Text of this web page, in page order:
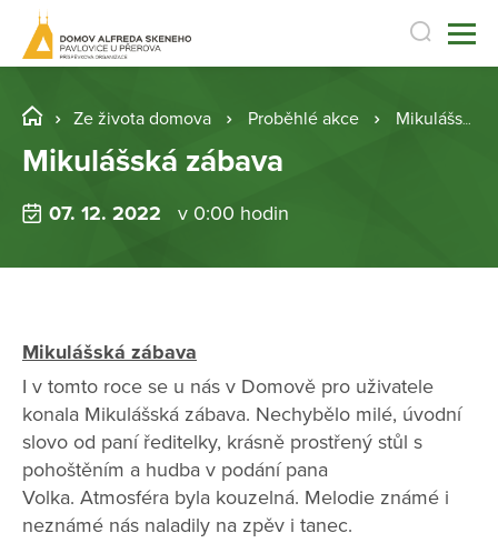
Ze života domova Proběhlé akce Mikulášská zábava
Mikulášská zábava
07. 12. 2022 v 0:00 hodin
Mikulášská zábava
I v tomto roce se u nás v Domově pro uživatele
konala Mikulášská zábava. Nechybělo milé, úvodní
slovo od paní ředitelky, krásně prostřený stůl s
pohoštěním a hudba v podání pana
Volka. Atmosféra byla kouzelná. Melodie známé i
neznámé nás naladily na zpěv i tanec.